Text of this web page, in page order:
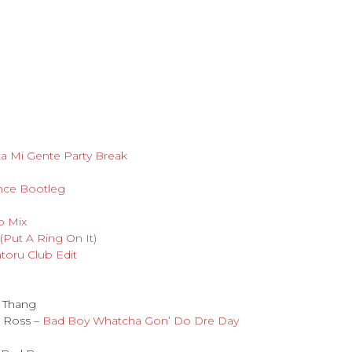
Mi Gente Party Break
Bootleg
Mix
A Ring On It)
Club Edit
– Bad Boy Whatcha Gon’ Do Dre Day